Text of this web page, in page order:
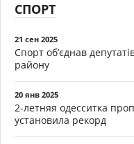
СПОРТ
21 сен 2025
Спорт об’єднав
району
20 янв 2025
2-летняя одесситка
установила рекорд